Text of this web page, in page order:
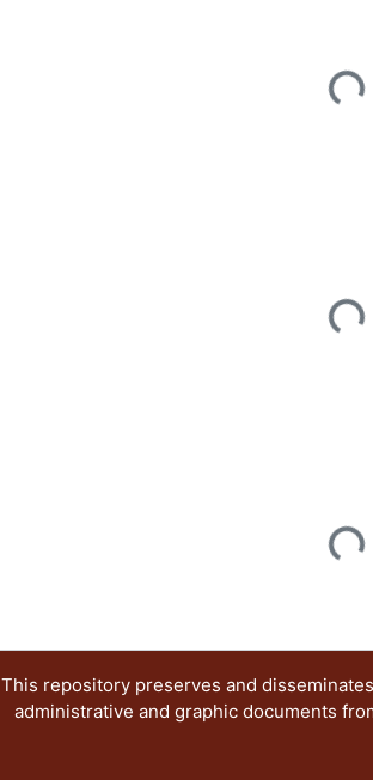
This repository preserves and
administrative and graphic documents